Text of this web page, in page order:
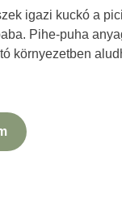
igazi kuckó a
Pihe-puha
környezetben